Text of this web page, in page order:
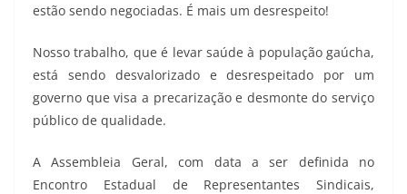
estão sendo negociadas. É mais um desrespeito!
Nosso trabalho, que é levar saúde à população gaúcha,
está sendo desvalorizado e desrespeitado por um
governo que visa a precarização e desmonte do serviço
público de qualidade.
A Assembleia Geral, com data a ser definida no
Encontro Estadual de Representantes Sindicais,